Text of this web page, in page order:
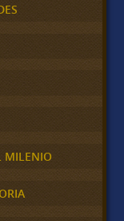
MILENIO